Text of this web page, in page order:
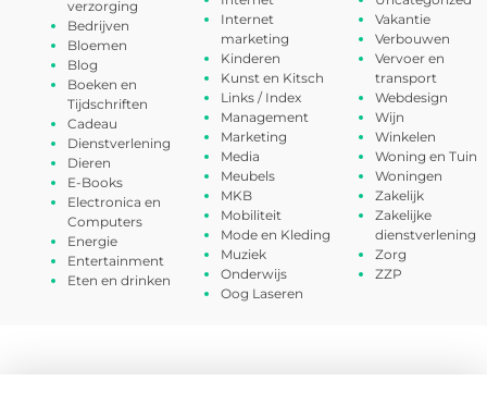
verzorging
Bedrijven
Bloemen
Blog
Boeken en
Tijdschriften
Cadeau
Dienstverlening
Dieren
E-Books
Electronica en
Computers
Energie
Entertainment
Eten en drinken
Internet
marketing
Kinderen
Kunst en Kitsch
Links / Index
Management
Marketing
Media
Meubels
MKB
Mobiliteit
Mode en Kleding
Muziek
Onderwijs
Oog Laseren
Vakantie
Verbouwen
Vervoer en
transport
Webdesign
Wijn
Winkelen
Woning en Tuin
Woningen
Zakelijk
Zakelijke
dienstverlening
Zorg
ZZP